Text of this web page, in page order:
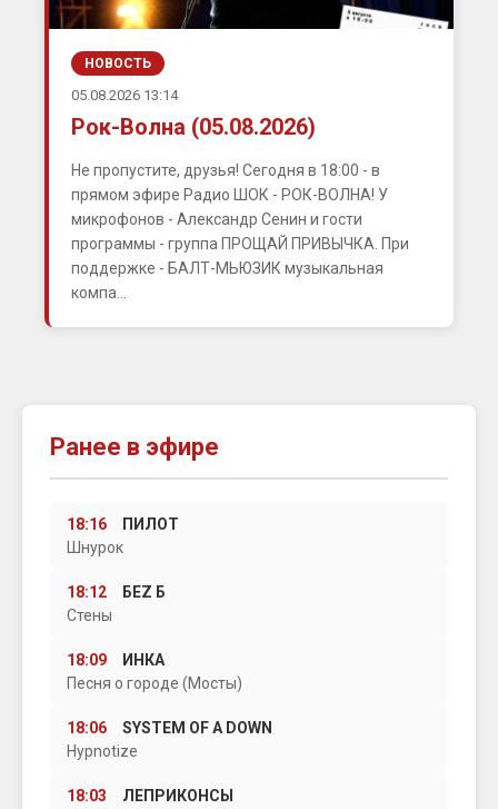
НОВОСТЬ
05.08.2026 13:14
Рок-Волна (05.08.2026)
Не пропустите, друзья! Сегодня в 18:00 - в
прямом эфире Радио ШОК - РОК-ВОЛНА! У
микрофонов - Александр Сенин и гости
программы - группа ПРОЩАЙ ПРИВЫЧКА. При
поддержке - БАЛТ-МЬЮЗИК музыкальная
компа...
Ранее в эфире
18:16
ПИЛОТ
Шнурок
18:12
БЕZ Б
Стены
18:09
ИНКА
Песня о городе (Мосты)
18:06
SYSTEM OF A DOWN
Hypnotize
18:03 ЛЕПРИКОНСЫ